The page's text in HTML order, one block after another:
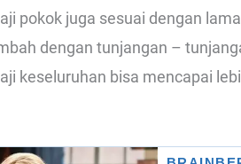
pokok juga sesuai dengan
dengan tunjangan –
keseluruhan bisa mencapai